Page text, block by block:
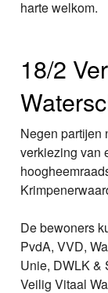
harte welkom.
18/2
Negen partijen
verkiezing van
De bewoners
PvdA, VVD,
Unie, DWLK &
Veilig Vitaal